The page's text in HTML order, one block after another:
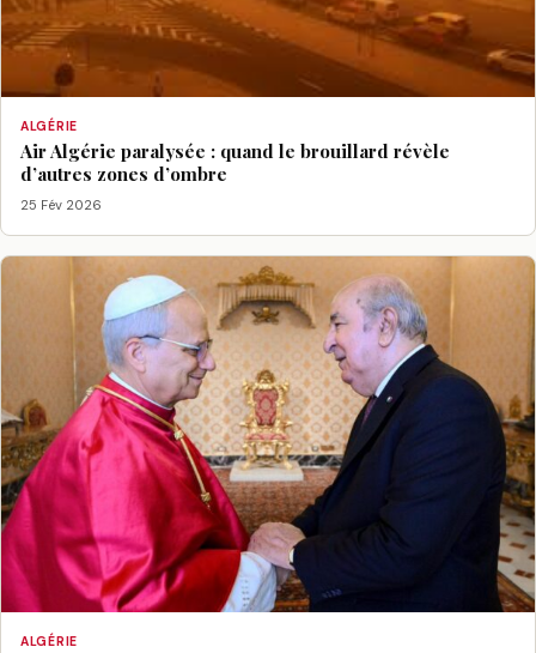
ALGÉRIE
Air Algérie paralysée : quand le brouillard révèle
d’autres zones d’ombre
25 Fév 2026
ALGÉRIE